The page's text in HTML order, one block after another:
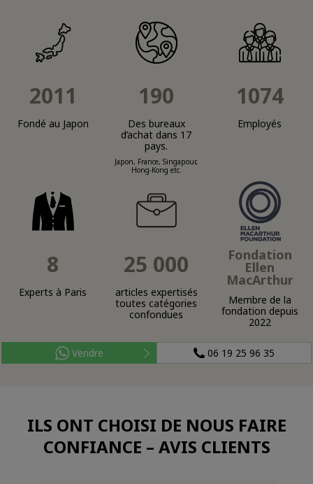
2011
Fondé au Japon
190
Des bureaux
d’achat dans 17
pays.
Japon, France, Singapour,
Hong-Kong etc.
1074
Employés
8
Experts à Paris
25 000
articles expertisés
toutes catégories
confondues
Fondation
Ellen
MacArthur
Membre de la
fondation depuis
2022
Vendre 06 19 25 96 35
ILS ONT CHOISI DE NOUS FAIRE
CONFIANCE – AVIS CLIENTS